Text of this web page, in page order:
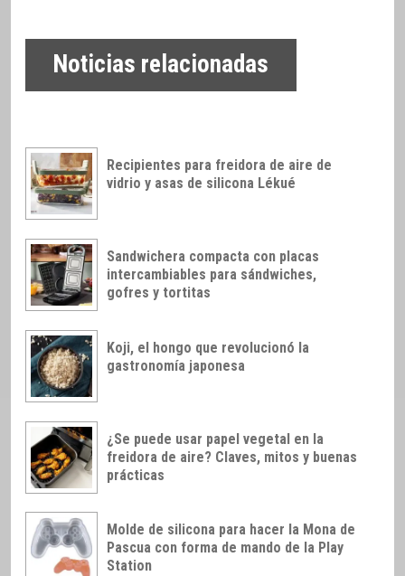
Noticias relacionadas
Recipientes para freidora de aire de
vidrio y asas de silicona Lékué
Sandwichera compacta con placas
intercambiables para sándwiches,
gofres y tortitas
Koji, el hongo que revolucionó la
gastronomía japonesa
¿Se puede usar papel vegetal en la
freidora de aire? Claves, mitos y buenas
prácticas
Molde de silicona para hacer la Mona de
Pascua con forma de mando de la Play
Station